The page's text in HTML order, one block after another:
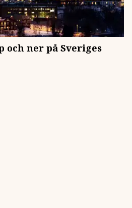
och ner på Sveriges